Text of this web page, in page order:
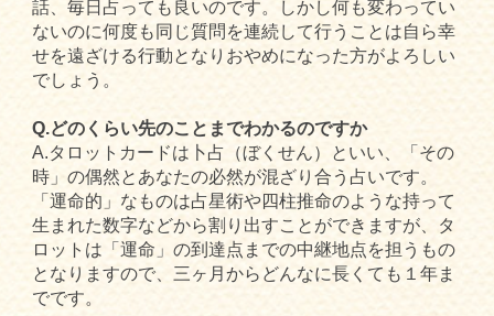
話、毎日占っても良いのです。しかし何も変わってい
ないのに何度も同じ質問を連続して行うことは自ら幸
せを遠ざける行動となりおやめになった方がよろしい
でしょう。
Q.どのくらい先のことまでわかるのですか
A.タロットカードは卜占（ぼくせん）といい、「その
時」の偶然とあなたの必然が混ざり合う占いです。
「運命的」なものは占星術や四柱推命のような持って
生まれた数字などから割り出すことができますが、タ
ロットは「運命」の到達点までの中継地点を担うもの
となりますので、三ヶ月からどんなに長くても１年ま
でです。